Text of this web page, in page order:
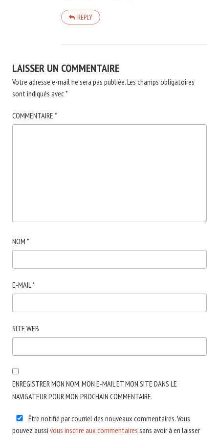
REPLY
LAISSER UN COMMENTAIRE
Votre adresse e-mail ne sera pas publiée.Les champs obligatoires
sont indiqués avec*
COMMENTAIRE *
NOM *
E-MAIL *
SITE WEB
ENREGISTRER MON NOM, MON E-MAIL ET MON SITE DANS LE
NAVIGATEUR POUR MON PROCHAIN COMMENTAIRE.
Être notifié par courriel des nouveaux commentaires. Vous
pouvez aussi vous inscrire aux commentaires sans avoir à en laisser